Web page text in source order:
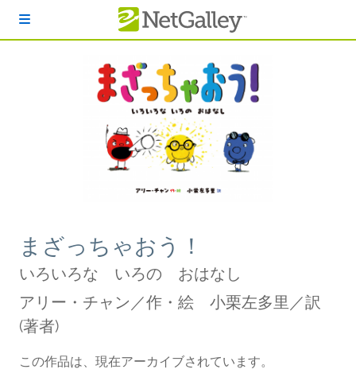
まざっちゃおう！
いろいろな いろの おはなし
アリー・チャン／作・絵 小栗左多里／訳
(著者)
この作品は、現在アーカイブされています。